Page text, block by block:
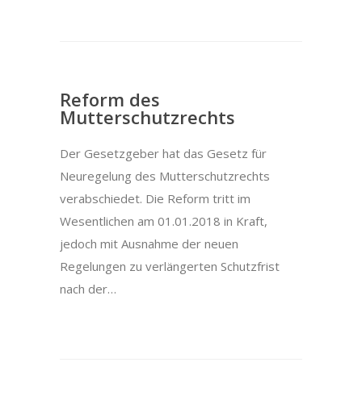
Reform des
Mutterschutzrechts
Der Gesetzgeber hat das Gesetz für
Neuregelung des Mutterschutzrechts
verabschiedet. Die Reform tritt im
Wesentlichen am 01.01.2018 in Kraft,
jedoch mit Ausnahme der neuen
Regelungen zu verlängerten Schutzfrist
nach der…